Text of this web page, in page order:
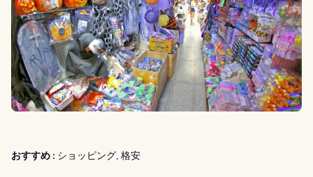
おすすめ : ショッピング, 格安